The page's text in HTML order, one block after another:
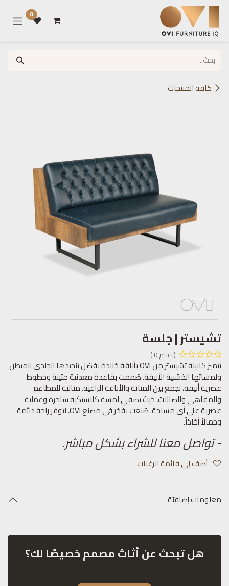
تخطي للذهاب إلى المحتوى
0
كافة المنتجات
تشيستر | جلسة
(تقييم 0 )
تتميز كابينة تشيستر من OVI بأناقة خالدة بفضل تنجيدها الجلدي المبطن
ولمساتها الخشبية الأنيقة. صُممت بقاعدة معدنية متينة وخطوط
عصرية أنيقة، تجمع بين المتانة والأناقة الراقية. مثالية للمطاعم
والمقاهي والصالات، حيث تضفي لمسة كلاسيكية ساحرة وعملية
عصرية على أي مساحة. صُنعت بفخر في مصنع OVI، لتوفر راحة دائمة
وجمالاً أخاذاً.
- تواصل معنا للشراء بشكل مباشر.
أضف إلى قائمة الرغبات
معلومات إضافيّة
هل تبحث عن أثاث مصمم خصيصًا لك؟